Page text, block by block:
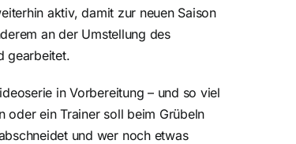
aktiv, damit zur neuen Saison
an der Umstellung des
gearbeitet.
in Vorbereitung – und so viel
oder ein Trainer soll beim Grübeln
und wer noch etwas